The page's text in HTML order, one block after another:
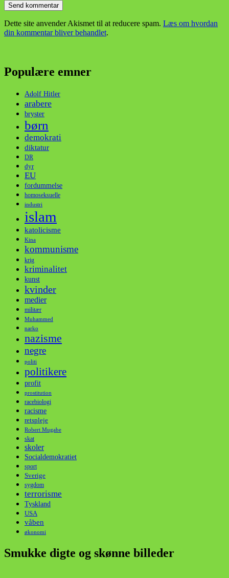
Dette site anvender Akismet til at reducere spam. Læs om hvordan
din kommentar bliver behandlet.
Populære emner
Adolf Hitler
arabere
bryster
børn
demokrati
diktatur
DR
dyr
EU
fordummelse
homoseksuelle
industri
islam
katolicisme
Kina
kommunisme
krig
kriminalitet
kunst
kvinder
medier
militær
Muhammed
narko
nazisme
negre
politi
politikere
profit
prostitution
racebiologi
racisme
retspleje
Robert Mugabe
skat
skoler
Socialdemokratiet
sport
Sverige
sygdom
terrorisme
Tyskland
USA
våben
økonomi
Smukke digte og skønne billeder